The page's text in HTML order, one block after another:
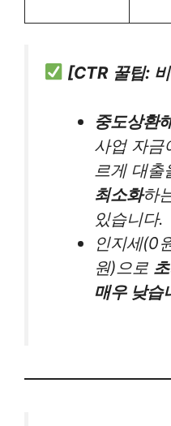
[CTR 꿀팁:
중도상환
사업 자금
르게 대출
최소화하
있습니다.
인지세(0
원)으로
매우 낮습